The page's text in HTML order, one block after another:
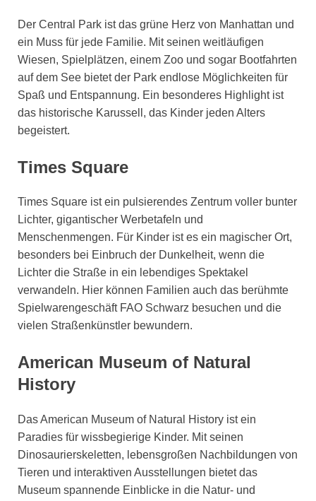
Der Central Park ist das grüne Herz von Manhattan und
ein Muss für jede Familie. Mit seinen weitläufigen
Wiesen, Spielplätzen, einem Zoo und sogar Bootfahrten
auf dem See bietet der Park endlose Möglichkeiten für
Spaß und Entspannung. Ein besonderes Highlight ist
das historische Karussell, das Kinder jeden Alters
begeistert.
Times Square
Times Square ist ein pulsierendes Zentrum voller bunter
Lichter, gigantischer Werbetafeln und
Menschenmengen. Für Kinder ist es ein magischer Ort,
besonders bei Einbruch der Dunkelheit, wenn die
Lichter die Straße in ein lebendiges Spektakel
verwandeln. Hier können Familien auch das berühmte
Spielwarengeschäft FAO Schwarz besuchen und die
vielen Straßenkünstler bewundern.
American Museum of Natural
History
Das American Museum of Natural History ist ein
Paradies für wissbegierige Kinder. Mit seinen
Dinosaurierskeletten, lebensgroßen Nachbildungen von
Tieren und interaktiven Ausstellungen bietet das
Museum spannende Einblicke in die Natur- und